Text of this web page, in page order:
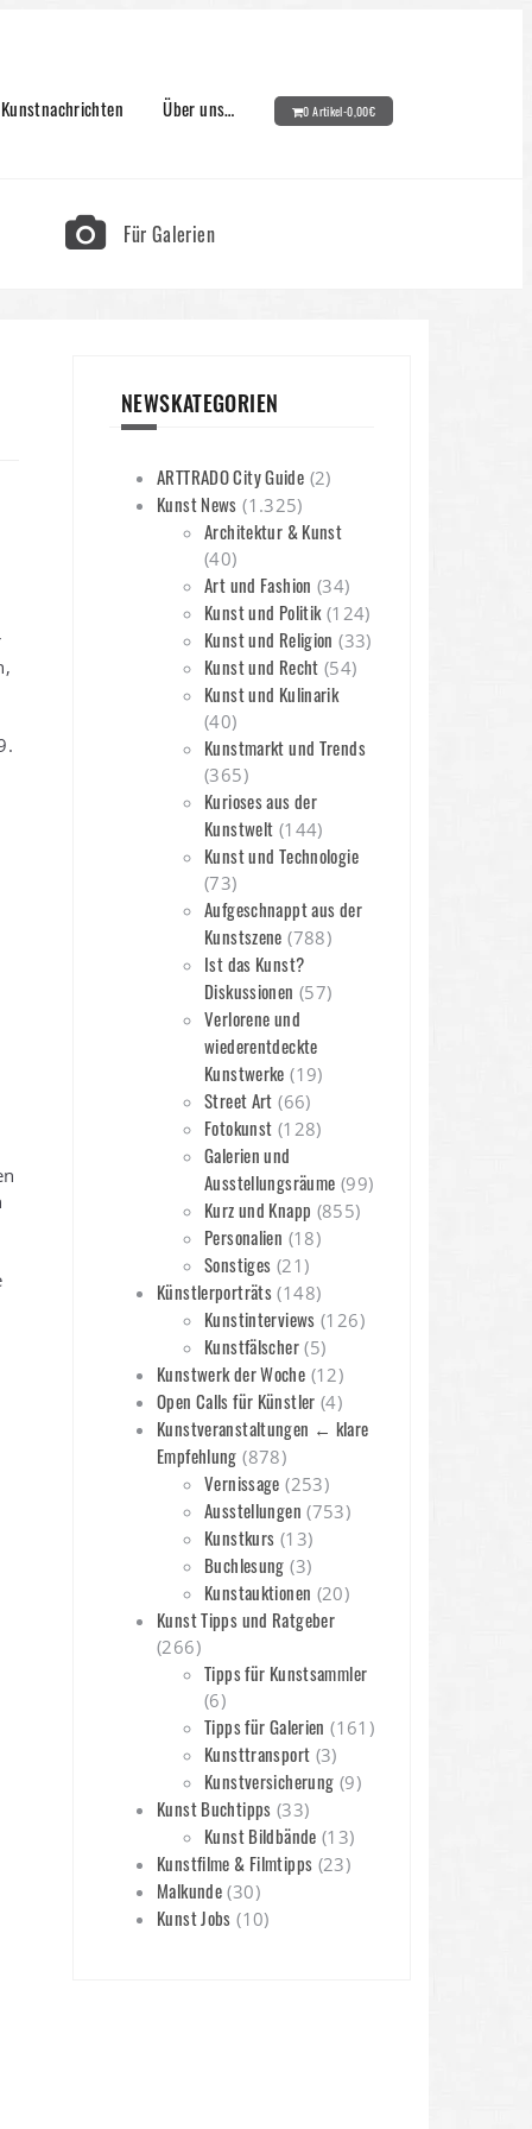
Kunstnachrichten Über uns… 0 Artikel-0,00€
Für Galerien
NEWSKATEGORIEN
ARTTRADO City Guide (2)
Kunst News (1.325)
Architektur & Kunst
(40)
Art und Fashion (34)
Kunst und Politik(124)
Kunst und Religion (33)
Kunst und Recht (54)
Kunst und Kulinarik
(40)
Kunstmarkt und Trends
(365)
Kurioses aus der
Kunstwelt (144)
Kunst und Technologie
(73)
Aufgeschnappt aus der
Kunstszene (788)
Ist das Kunst?
Diskussionen (57)
Verlorene und
wiederentdeckte
Kunstwerke (19)
Street Art (66)
Fotokunst (128)
Galerien und
Ausstellungsräume (99)
Kurz und Knapp (855)
Personalien (18)
Sonstiges (21)
Künstlerporträts (148)
Kunstinterviews (126)
Kunstfälscher(5)
Kunstwerk der Woche (12)
Open Calls für Künstler (4)
Kunstveranstaltungen ← klare
Empfehlung (878)
Vernissage (253)
Ausstellungen (753)
Kunstkurs (13)
Buchlesung (3)
Kunstauktionen (20)
Kunst Tipps und Ratgeber
(266)
Tipps für Kunstsammler
(6)
Tipps für Galerien (161)
Kunsttransport (3)
Kunstversicherung (9)
Kunst Buchtipps (33)
Kunst Bildbände (13)
Kunstfilme & Filmtipps (23)
Malkunde (30)
Kunst Jobs (10)